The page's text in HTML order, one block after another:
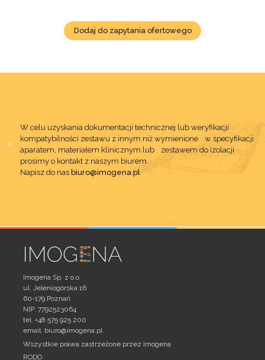
Dodaj do zapytania ofertowego
W celu uzyskania dokumentacji technicznej lub weryfikacji
kompatybilności zestawu z innym niż wymienione w specyfikacji
aparatem, materiałem klinicznym lub zestawem do izolacji
prosimy o kontakt z naszym biurem.
Napisz do nas biuro@imogena.pl
Imogena Sp. z o.o.
ul. Jeleniogórska 16
60-179 Poznań
NIP: 7792523064
tel. +48 575 925 200
email: biuro@imogena.pl
Wszystkie prawa zastrzeżone przez Imogena
RODO